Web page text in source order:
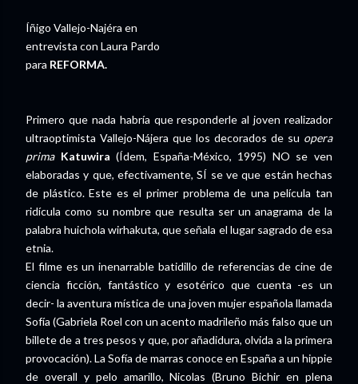
Íñigo Vallejo-Najéra en
entrevista con Laura Pardo
para REFORMA.
Primero que nada habría que responderle al joven realizador
ultraoptimista Vallejo-Nájera que los decorados de su opera
prima Katuwira(Ídem, España-México, 1995) NO se ven
elaboradas y que, efectivamente, SÍ se ve que están hechas
de plástico. Este es el primer problema de una película tan
ridícula como su nombre que resulta ser un anagrama de la
palabra huichola wirhakuta, que señala el lugar sagrado de esa
etnia.
El filme es un inenarrable batidillo de referencias de cine de
ciencia ficción, fantástico y esotérico que cuenta -es un
decir- la aventura mística de una joven mujer española llamada
Sofía (Gabriela Roel con un acento madrileño más falso que un
billete de a tres pesos y que, por añadidura, olvida a la primera
provocación). La Sofía de marras conoce en España a un hippie
de overall y pelo amarillo, Nicolas (Bruno Bichir en plena